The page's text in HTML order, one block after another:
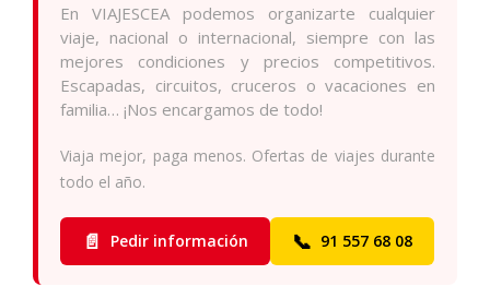
En VIAJESCEA podemos organizarte cualquier
viaje, nacional o internacional, siempre con las
mejores condiciones y precios competitivos.
Escapadas, circuitos, cruceros o vacaciones en
familia… ¡Nos encargamos de todo!
Viaja mejor, paga menos. Ofertas de viajes durante
todo el año.
📄 Pedir información 📞 91 557 68 08